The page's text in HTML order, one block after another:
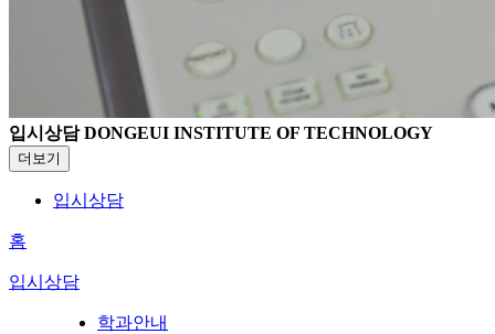
입시상담DONGEUI INSTITUTE OF TECHNOLOGY
더보기
입시상담
홈
입시상담
학과안내